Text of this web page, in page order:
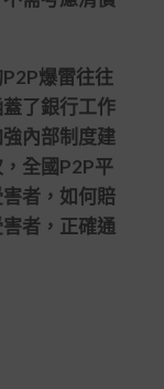
爆雷往往
了銀行工作
內部制度建
全國P2P平
者，如何賠
者，正確通